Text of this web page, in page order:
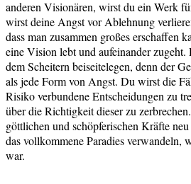
anderen Visionären, wirst du ein Werk
wirst deine Angst vor Ablehnung
dass man zusammen großes erschaffen
eine Vision lebt und aufeinander
dem Scheitern beiseitelegen, denn der
als jede Form von Angst. Du wirst die
Risiko verbundene Entscheidungen zu
über die Richtigkeit dieser zu
göttlichen und schöpferischen Kräfte
das vollkommene Paradies verwandeln,
war.